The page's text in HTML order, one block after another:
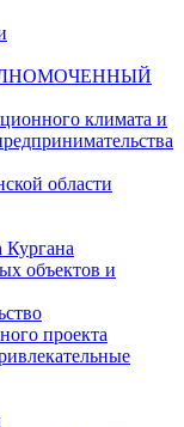
климата и
области
Кургана
объектов и
проекта